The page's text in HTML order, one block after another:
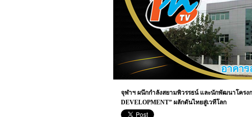
จุฬาฯ ผนึกกำลังสยามพิวรรธน์ และนักพัฒนาโครง
DEVELOPMENT” ผลักดันไทยสู่เวทีโลก